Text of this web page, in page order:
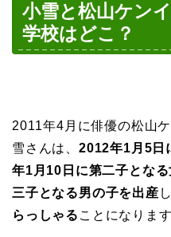
小雪と松山ケン
学校はどこ？
2011年4月に俳優の松山
雪さんは、 2012年1月5日
年1月10日に第二子となる
三子となる男の子を出産
らっしゃる ことになります